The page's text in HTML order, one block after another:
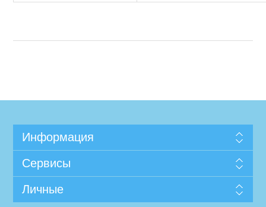
Информация
Сервисы
Личные